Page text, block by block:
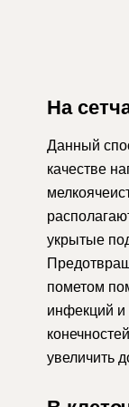
На
Данный
качестве
укрытые
пометом
инфекций и
увеличить